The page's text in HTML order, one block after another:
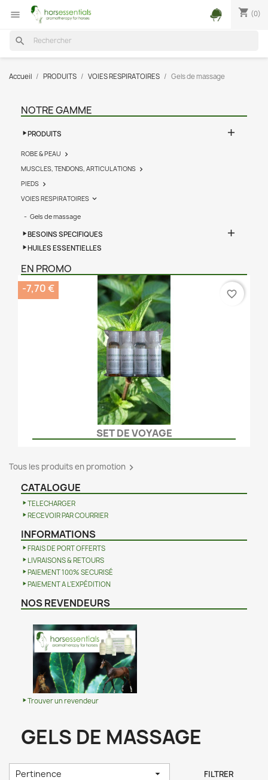
 shopping_cart (0)
search
Accueil PRODUITS VOIES RESPIRATOIRES Gels de massage
NOTRE GAMME
PRODUITS 
ROBE & PEAU 
MUSCLES, TENDONS, ARTICULATIONS 
PIEDS 
VOIES RESPIRATOIRES 
Gels de massage
BESOINS SPECIFIQUES 
HUILES ESSENTIELLES
EN PROMO
SET DE VOYAGE
-7,70 € favorite_border
Tous les produits en promotion 
CATALOGUE
TELECHARGER
RECEVOIR PAR COURRIER
INFORMATIONS
FRAIS DE PORT OFFERTS
LIVRAISONS & RETOURS
PAIEMENT 100% SECURISÉ
PAIEMENT A L'EXPÉDITION
NOS REVENDEURS
Trouver un revendeur
GELS DE MASSAGE
Pertinence  FILTRER